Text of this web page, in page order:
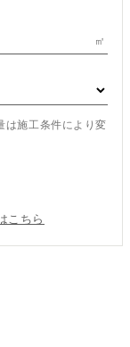
㎡
は施工条件により変
こちら